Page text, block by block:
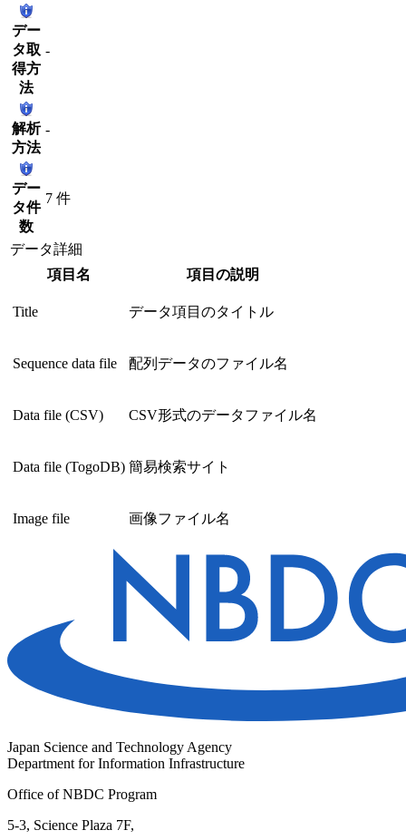
デー
タ取
得方
法
-
解析
方法
-
デー
タ件
数
7 件
データ詳細
項目名
項目の説明
Title データ項目のタイトル
Sequence data file 配列データのファイル名
Data file (CSV) CSV形式のデータファイル名
Data file (TogoDB) 簡易検索サイト
Image file 画像ファイル名
Japan Science and Technology Agency
Department for Information Infrastructure
Office of NBDC Program
5-3, Science Plaza 7F,